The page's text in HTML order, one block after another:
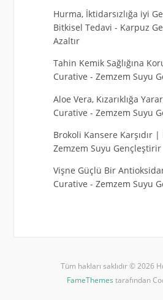
Hurma, İktidarsızlığa iyi
Bitkisel Tedavi - Karpuz
Azaltır
Tahin Kemik Sağlığına
Curative - Zemzem Suyu
Aloe Vera, Kızarıklığa
Curative - Zemzem Suyu
Brokoli Kansere Karşıdır
Zemzem Suyu Gençleştirir
Vişne Güçlü Bir
Curative - Zemzem Suyu
Tüm hakları saklıdır © 2026
FameThemes tarafından